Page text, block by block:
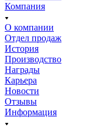
Компания
О компании
Отдел продаж
История
Производство
Награды
Карьера
Новости
Отзывы
Информация